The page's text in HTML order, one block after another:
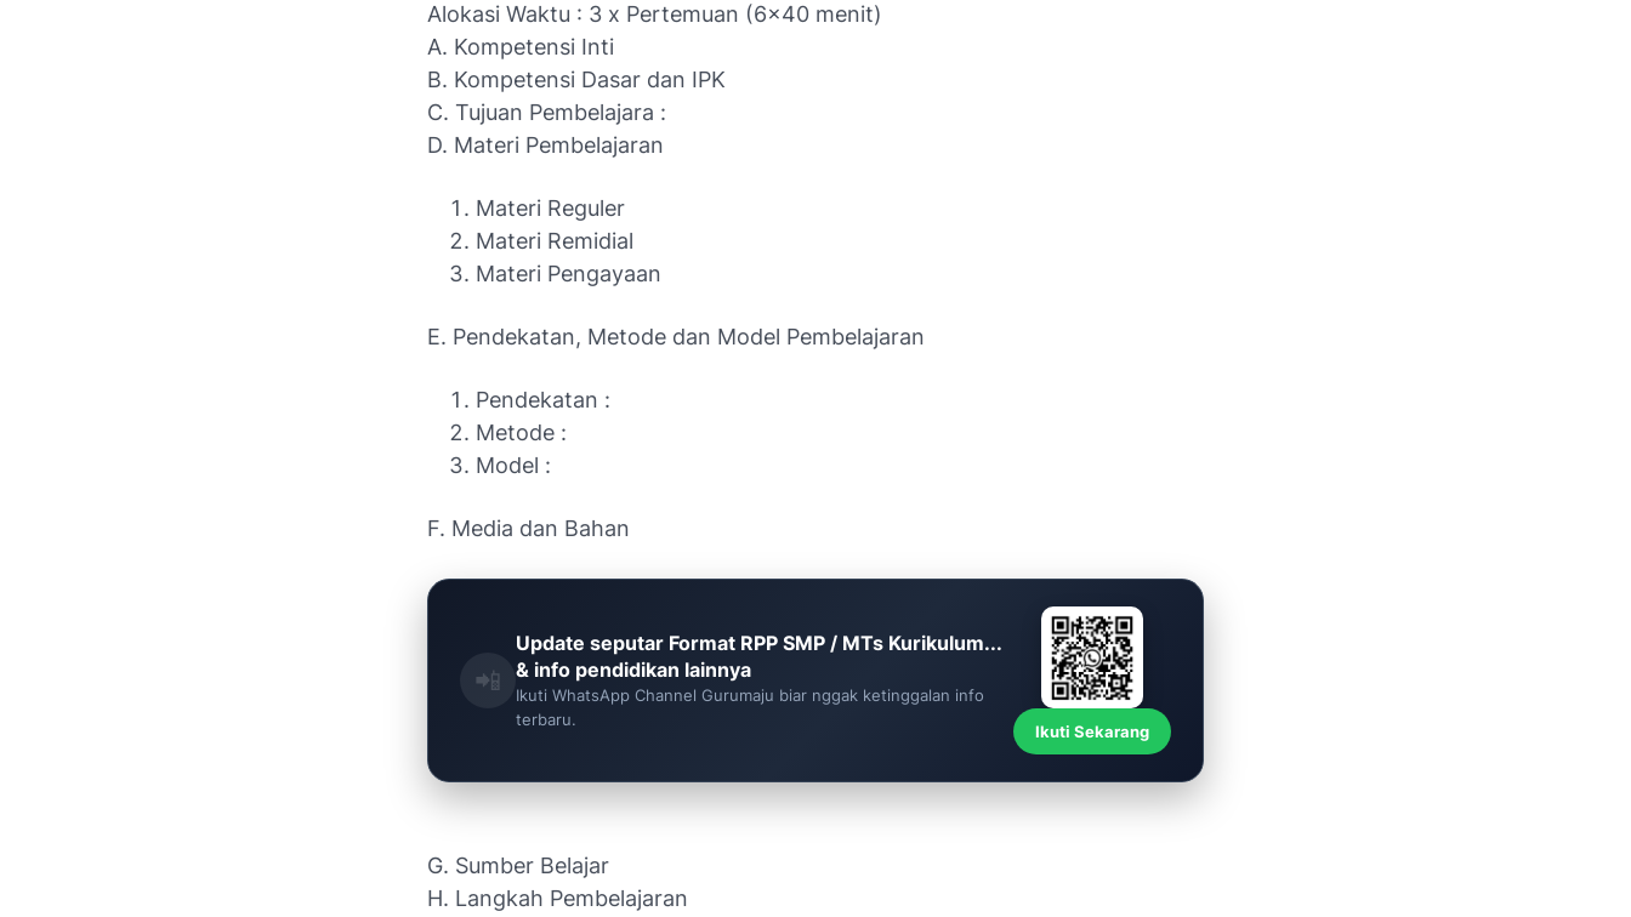
Alokasi Waktu : 3 x Pertemuan (6x40 menit)
A. Kompetensi Inti
B. Kompetensi Dasar dan IPK
C. Tujuan Pembelajara :
D. Materi Pembelajaran
Materi Reguler
Materi Remidial
Materi Pengayaan
E. Pendekatan, Metode dan Model Pembelajaran
Pendekatan :
Metode :
Model :
F. Media dan Bahan
📲
Update seputar Format RPP SMP / MTs Kurikulum...
& info pendidikan lainnya
Ikuti WhatsApp Channel Gurumaju biar nggak ketinggalan info
terbaru.
Ikuti Sekarang
G. Sumber Belajar
H. Langkah Pembelajaran